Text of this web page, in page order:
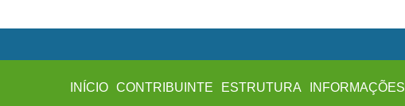
INÍCIO CONTRIBUINTE ESTRUTURA INFORMAÇÕES